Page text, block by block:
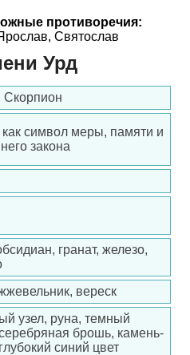
противоречия:
Святослав
Урд
Скорпион
символ меры, памяти и
закона
гранат, железо,
вереск
узел, руна, темный
брошь, камень-
синий цвет